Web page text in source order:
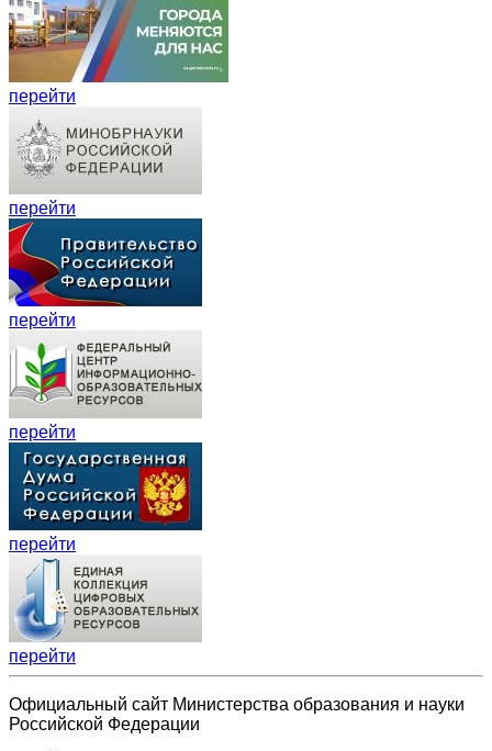
перейти
перейти
перейти
перейти
перейти
перейти
Официальный сайт Министерства образования и науки
Российской Федерации